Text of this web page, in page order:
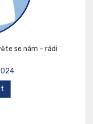
se nám – rádi